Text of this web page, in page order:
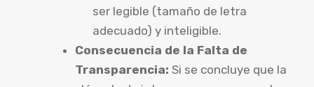
ser legible (tamaño de letra
adecuado) y inteligible.
Consecuencia de la Falta de
Transparencia: Si se concluye que la